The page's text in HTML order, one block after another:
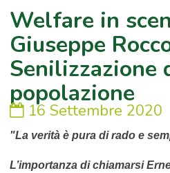
Welfare in
Giuseppe
Senilizzazione
popolazione
16 Settembre 2020
"La verità è pura di rado e
L’importanza di chiamarsi